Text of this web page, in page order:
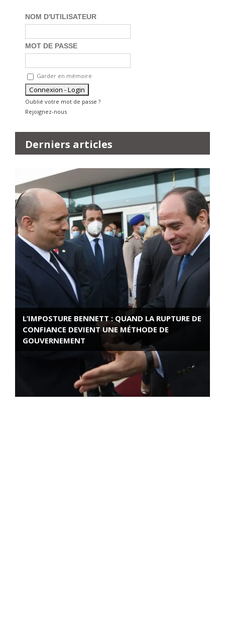
NOM D'UTILISATEUR
MOT DE PASSE
Garder en mémoire
Oublié votre mot de passe ?
Rejoignez-nous
Derniers articles
L’IMPOSTURE BENNETT : QUAND LA RUPTURE DE
CONFIANCE DEVIENT UNE MÉTHODE DE
GOUVERNEMENT
ROSE VALLAND, HEROÏNE DE LA RESISTANCE